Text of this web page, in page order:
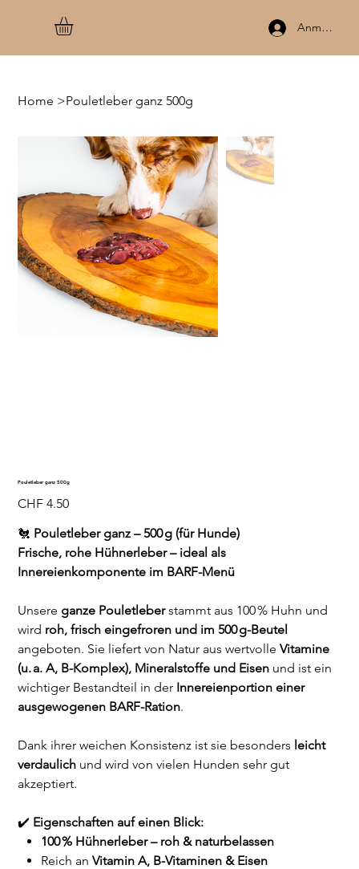
Anmelden
Home >Pouletleber ganz 500g
Pouletleber ganz 500g
Preis
CHF 4.50
🐔 Pouletleber ganz – 500 g (für Hunde)
Frische, rohe Hühnerleber – ideal als
Innereienkomponente im BARF-Menü
Unsere ganze Pouletleberstammt aus 100 % Huhn und
wird roh, frisch eingefroren und im 500 g-Beutel
angeboten. Sie liefert von Natur aus wertvolleVitamine
(u. a. A, B-Komplex), Mineralstoffe und Eisen und ist ein
wichtiger Bestandteil in der Innereienportion einer
ausgewogenen BARF-Ration.
Dank ihrer weichen Konsistenz ist sie besonders leicht
verdaulich und wird von vielen Hunden sehr gut
akzeptiert.
✔️ Eigenschaften auf einen Blick:
100 % Hühnerleber – roh & naturbelassen
Reich anVitamin A, B-Vitaminen & Eisen